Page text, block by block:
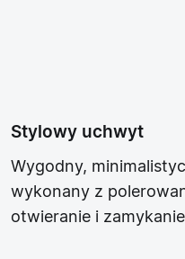
Stylowy uchwyt
Wygodny,
wykonany z
otwieranie i